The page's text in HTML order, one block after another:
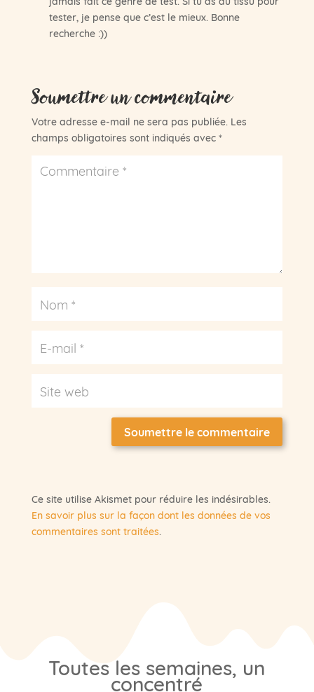
tester, je pense que c’est le mieux. Bonne
recherche :))
Soumettre un commentaire
Votre adresse e-mail ne sera pas publiée. Les
champs obligatoires sont indiqués avec *
Soumettre le commentaire
Ce site utilise Akismet pour réduire les indésirables.
En savoir plus sur la façon dont les données de vos
commentaires sont traitées.
Toutes les semaines, un
concentré